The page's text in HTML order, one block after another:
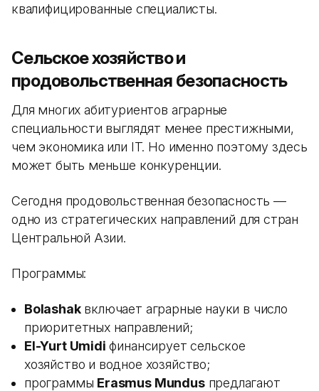
квалифицированные специалисты.
Сельское хозяйство и
продовольственная безопасность
Для многих абитуриентов аграрные
специальности выглядят менее престижными,
чем экономика или IT. Но именно поэтому здесь
может быть меньше конкуренции.
Сегодня продовольственная безопасность —
одно из стратегических направлений для стран
Центральной Азии.
Программы:
Bolashakвключает аграрные науки в число
приоритетных направлений;
El-Yurt Umidi финансирует сельское
хозяйство и водное хозяйство;
программы Erasmus Mundusпредлагают